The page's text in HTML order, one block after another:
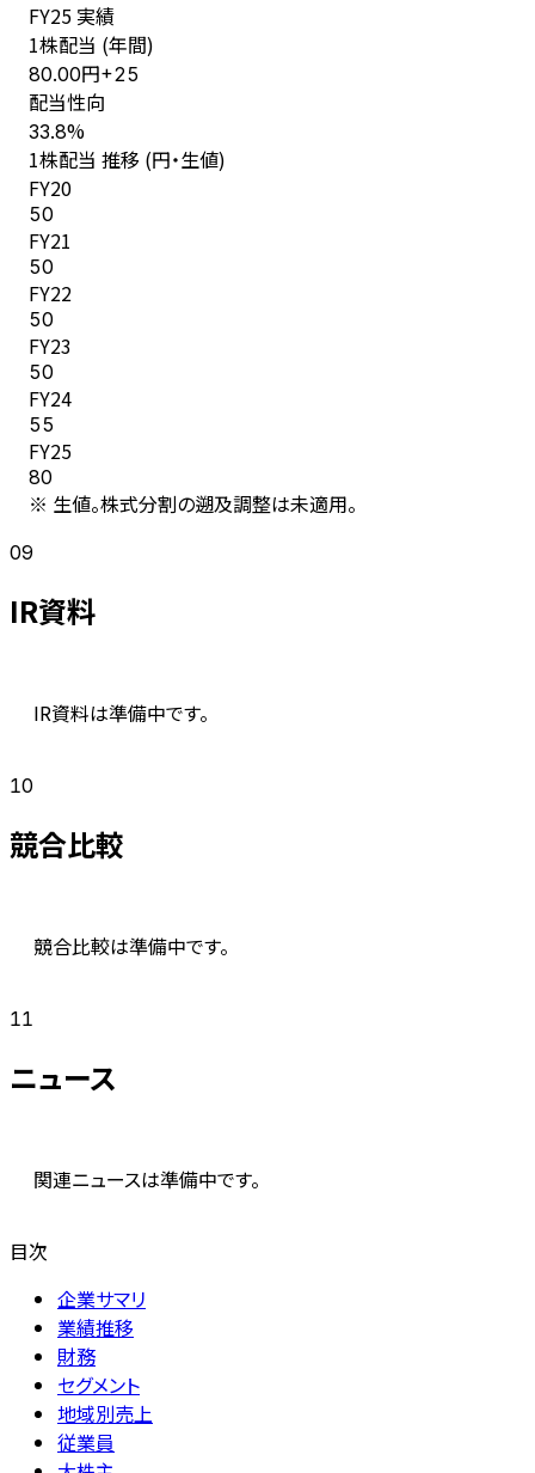
FY25 実績
1株配当 (年間)
80.00円+25
配当性向
33.8%
1株配当 推移 (円・生値)
FY20
50
FY21
50
FY22
50
FY23
50
FY24
55
FY25
80
※ 生値。株式分割の遡及調整は未適用。
09
IR資料
IR資料は準備中です。
10
競合比較
競合比較は準備中です。
11
ニュース
関連ニュースは準備中です。
目次
企業サマリ
業績推移
財務
セグメント
地域別売上
従業員